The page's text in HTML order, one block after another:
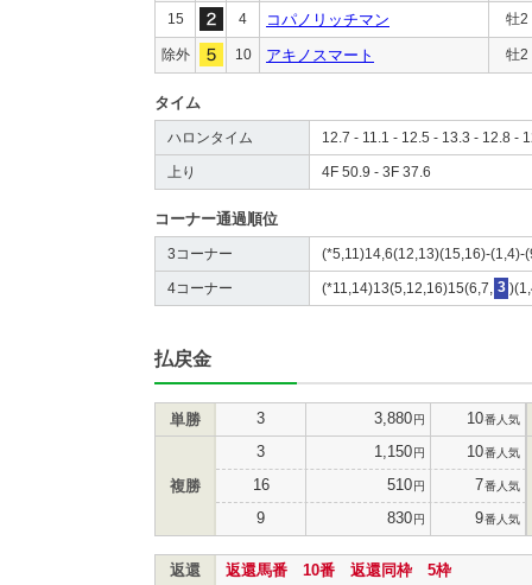
15 4 コパノリッチマン 牡2
除外 10 アキノスマート 牡2
タイム
ハロンタイム 12.7 - 11.1 - 12.5 - 13.3 - 12.8 -
上り 4F 50.9 - 3F 37.6
コーナー通過順位
3コーナー (*5,11)14,6(12,13)(15,16)-(1,4)-
4コーナー (*11,14)13(5,12,16)15(6,7, 3
払戻金
単勝 3 3,880円 10番人気
複勝
3 1,150円 10番人気
16 510円 7番人気
9 830円 9番人気
返還 返還馬番 10番 返還同枠 5枠